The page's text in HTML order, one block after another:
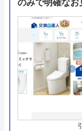
問い合わせは、
ームからできます
のみで明確なお